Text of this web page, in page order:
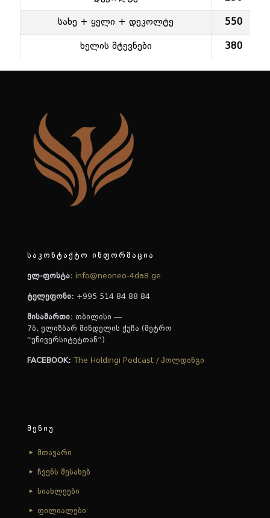
სახე + ყელი + დეკოლტე 550
ხელის მტევნები 380
საკონტაქტო ინფორმაცია
ელ-ფოსტა: info@neoneo-4da8.ge
ტელეფონი: +995 514 84 88 84
მისამართი: თბილისი —
7ბ, ელიზბარ მინდელის ქუჩა (მეტრო
“უნივერსიტეტთან”)
FACEBOOK: The Holdingi Podcast / ჰოლდინგი
მენიუ
მთავარი
ჩვენს შესახებ
სიახლეები
ფილიალები